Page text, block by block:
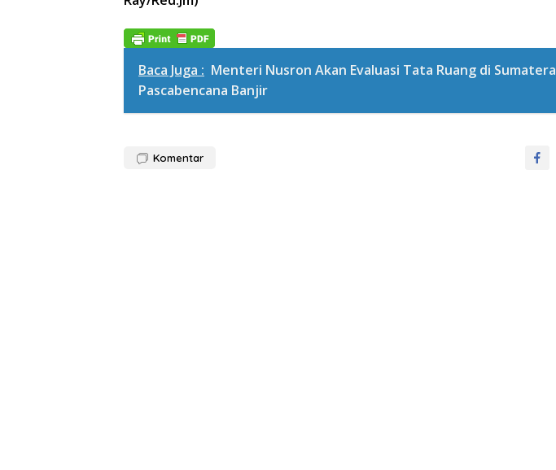
Baca Juga : Menteri Nusron Akan Evaluasi Tata Ruang di Sumatera
Pascabencana Banjir
Komentar